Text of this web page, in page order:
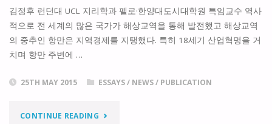
(CITIES
AND
김정후 런던대 UCL 지리학과 펠로·한양대도시대학원 특임교수 역사
적으로 전 세계의 많은 국가가 해상교역을 통해 발전했고 해상교역
의 중추인 항만은 지역경제를 지탱했다. 특히 18세기 산업혁명을 거
치며 항만 주변에 …
25TH MAY 2015 ESSAYS/ NEWS/ PUBLICATION
CONTINUE READING"물